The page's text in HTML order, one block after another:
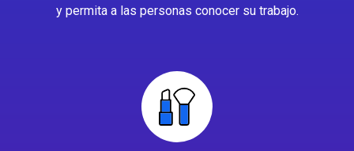
y permita a las personas conocer su trabajo.